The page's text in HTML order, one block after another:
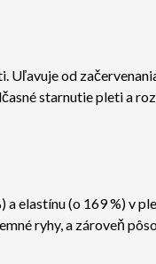
od
starnutie pleti a
elastínu (o 169 %) v
ryhy, a zároveň